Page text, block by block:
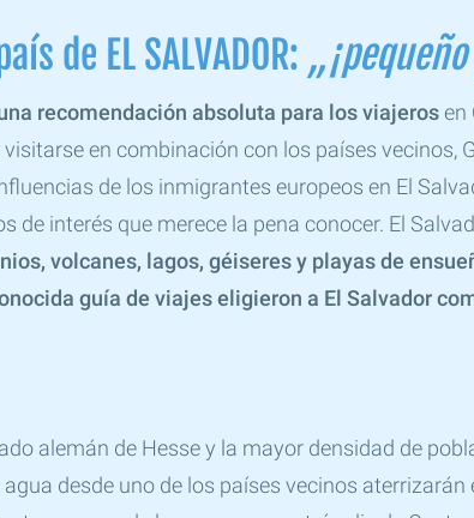
de EL SALVADOR:
recomendación absoluta para los viajerosen
en combinación con los países vecinos,
de los inmigrantes europeos en El
de interés que merece la pena conocer. El
volcanes, lagos, géiseres y playas de
guía de viajes eligieron a El Salvador
alemán de Hesse y la mayor densidad de
desde uno de los países vecinos aterrizarán